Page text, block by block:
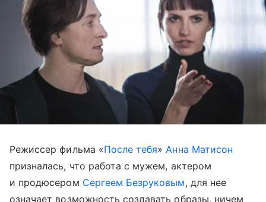
Режиссер фильма «После тебя» Анна Матисон
призналась, что работа с мужем, актером
и продюсером Сергеем Безруковым, для нее
означает возможность создавать образы, ничем